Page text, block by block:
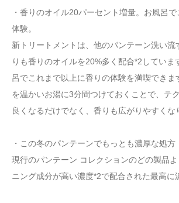
・香りのオイル20パーセント増量。お風呂
体験。
新トリートメントは、他のパンテーン洗い流
りも香りのオイルを20%多く配合*2していま
呂でこれまで以上に香りの体験を満喫できま
を温かいお湯に3分間つけておくことで、テ
良くなるだけでなく、香りも広がりやすくな
・この冬のパンテーンでもっとも濃厚な処方
現行のパンテーン コレクションのどの製品
ニング成分が高い濃度*2で配合された最高に